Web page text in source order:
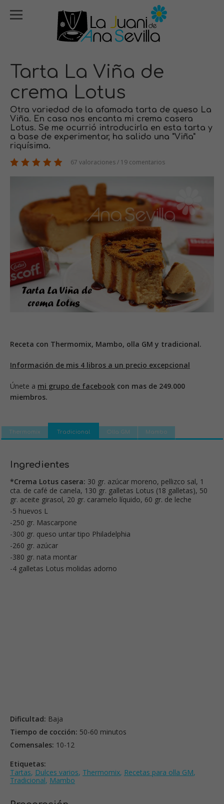
Tarta La Viña de
crema Lotus
Otra variedad de la afamada tarta de queso La
Viña. En casa nos encanta mi crema casera
Lotus. Se me ocurrió introducirla en esta tarta y
a base de experimentar, ha salido una "Viña"
riquísima.
67 valoraciones / 19 comentarios
Receta con Thermomix, Mambo, olla GM y tradicional.
Información de mis 4 libros a un precio excepcional
Únete a mi grupo de facebook con mas de 249.000
miembros.
Thermomix Tradicional Olla GM Mambo
Ingredientes
*Crema Lotus casera: 30 gr. azúcar moreno, pellizco sal, 1
cta. de café de canela, 130 gr. galletas Lotus (18 galletas), 50
gr. aceite girasol, 20 gr. caramelo líquido, 60 gr. de leche
-5 huevos L
-250 gr. Mascarpone
-300 gr. queso untar tipo Philadelphia
-260 gr. azúcar
-380 gr. nata montar
-4 galletas Lotus molidas adorno
Dificultad: Baja
Tiempo de cocción: 50-60 minutos
Comensales: 10-12
Etiquetas:
Tartas, Dulces varios, Thermomix, Recetas para olla GM,
Tradicional, Mambo